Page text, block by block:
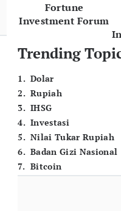
Fortune
Investment Forum
Trending
1. Dolar
2. Rupiah
3. IHSG
4. Investasi
5. Nilai Tukar Rupiah
6. Badan Gizi Nasional
7. Bitcoin